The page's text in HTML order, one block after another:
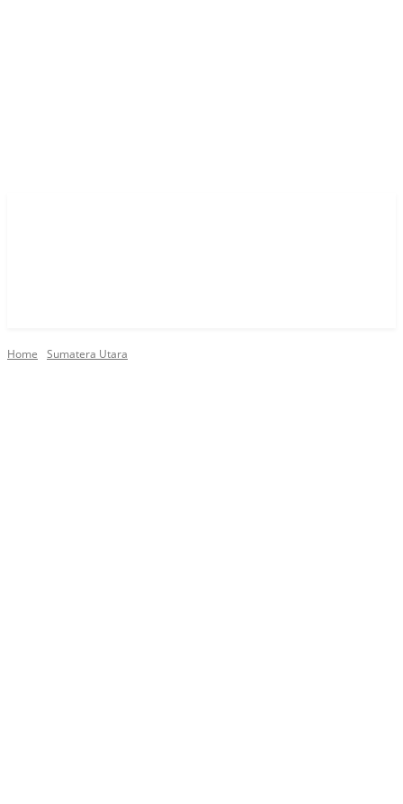
Home Sumatera Utara